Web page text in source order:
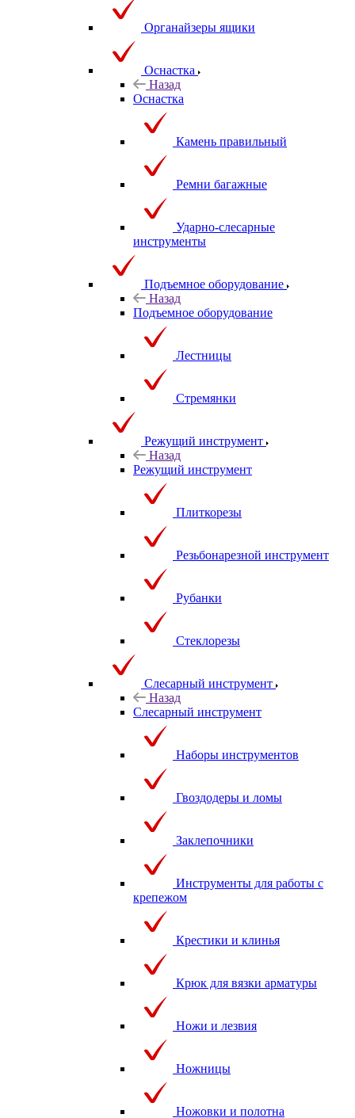
Органайзеры ящики
Оснастка
Назад
Оснастка
Камень правильный
Ремни багажные
Ударно-слесарные
инструменты
Подъемное оборудование
Назад
Подъемное оборудование
Лестницы
Стремянки
Режущий инструмент
Назад
Режущий инструмент
Плиткорезы
Резьбонарезной инструмент
Рубанки
Стеклорезы
Слесарный инструмент
Назад
Слесарный инструмент
Наборы инструментов
Гвоздодеры и ломы
Заклепочники
Инструменты для работы с
крепежом
Крестики и клинья
Крюк для вязки арматуры
Ножи и лезвия
Ножницы
Ножовки и полотна